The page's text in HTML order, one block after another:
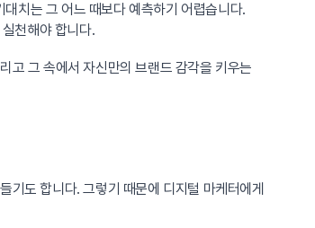
치는 그 어느 때보다 예측하기 어렵습니다.
천해야 합니다.
고 그 속에서 자신만의 브랜드 감각을 키우는
기도 합니다. 그렇기 때문에 디지털 마케터에게